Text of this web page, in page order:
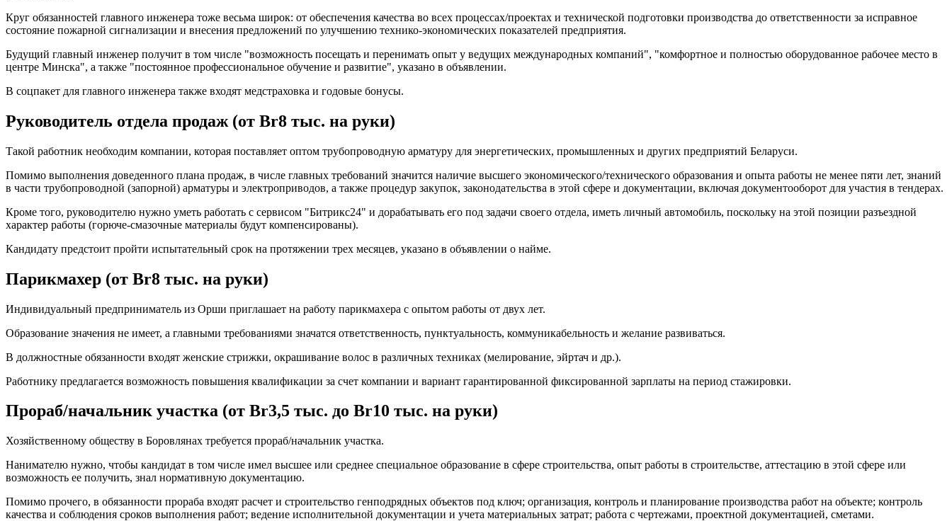
Круг обязанностей главного инженера тоже весьма широк: от обеспечения качества во всех процессах/проектах и технической подготовки производства до ответственности за исправное
состояние пожарной сигнализации и внесения предложений по улучшению технико-экономических показателей предприятия.
Будущий главный инженер получит в том числе "возможность посещать и перенимать опыт у ведущих международных компаний", "комфортное и полностью оборудованное рабочее место в
центре Минска", а также "постоянное профессиональное обучение и развитие", указано в объявлении.
В соцпакет для главного инженера также входят медстраховка и годовые бонусы.
Руководитель отдела продаж (от Br8 тыс. на руки)
Такой работник необходим компании, которая поставляет оптом трубопроводную арматуру для энергетических, промышленных и других предприятий Беларуси.
Помимо выполнения доведенного плана продаж, в числе главных требований значится наличие высшего экономического/технического образования и опыта работы не менее пяти лет, знаний
в части трубопроводной (запорной) арматуры и электроприводов, а также процедур закупок, законодательства в этой сфере и документации, включая документооборот для участия в тендерах.
Кроме того, руководителю нужно уметь работать с сервисом "Битрикс24" и дорабатывать его под задачи своего отдела, иметь личный автомобиль, поскольку на этой позиции разъездной
характер работы (горюче-смазочные материалы будут компенсированы).
Кандидату предстоит пройти испытательный срок на протяжении трех месяцев, указано в объявлении о найме.
Парикмахер (от Br8 тыс. на руки)
Индивидуальный предприниматель из Орши приглашает на работу парикмахера с опытом работы от двух лет.
Образование значения не имеет, а главными требованиями значатся ответственность, пунктуальность, коммуникабельность и желание развиваться.
В должностные обязанности входят женские стрижки, окрашивание волос в различных техниках (мелирование, эйртач и др.).
Работнику предлагается возможность повышения квалификации за счет компании и вариант гарантированной фиксированной зарплаты на период стажировки.
Прораб/начальник участка (от Br3,5 тыс. до Br10 тыс. на руки)
Хозяйственному обществу в Боровлянах требуется прораб/начальник участка.
Нанимателю нужно, чтобы кандидат в том числе имел высшее или среднее специальное образование в сфере строительства, опыт работы в строительстве, аттестацию в этой сфере или
возможность ее получить, знал нормативную документацию.
Помимо прочего, в обязанности прораба входят расчет и строительство генподрядных объектов под ключ; организация, контроль и планирование производства работ на объекте; контроль
качества и соблюдения сроков выполнения работ; ведение исполнительной документации и учета материальных затрат; работа с чертежами, проектной документацией, сметами.